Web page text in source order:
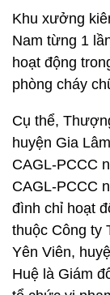
Khu xưởng
Nam từng 1
hoạt động
phòng cháy
Cụ thể,
huyện Gia
CAGL-PCCC
CAGL-PCCC
đình chỉ hoạt
thuộc Công ty
Yên Viên,
Huệ là Giám